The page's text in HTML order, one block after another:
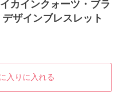
カインクォーツ・ブラ
ザインブレスレット
入りに入れる